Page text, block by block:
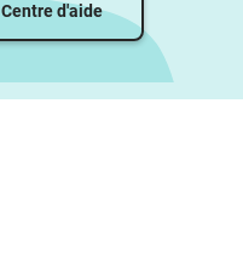
Centre d'aide